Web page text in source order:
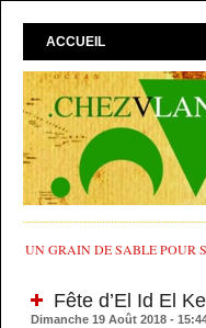
ACCUEIL
UN GRAIN DE SABLE POUR
Fête d’El Id El
Dimanche 19 Août 2018 -